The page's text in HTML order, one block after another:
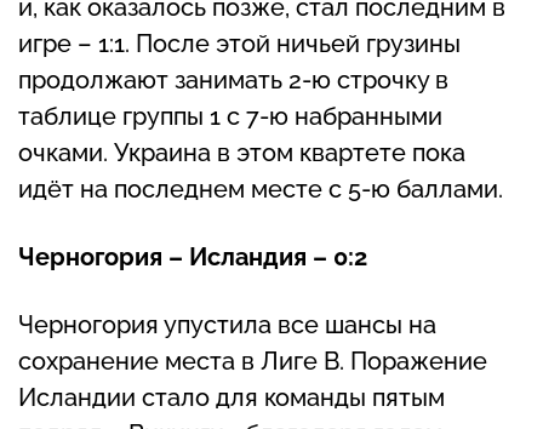
и, как оказалось позже, стал последним в
игре – 1:1. После этой ничьей грузины
продолжают занимать 2-ю строчку в
таблице группы 1 с 7-ю набранными
очками. Украина в этом квартете пока
идёт на последнем месте с 5-ю баллами.
Черногория – Исландия – 0:2
Черногория упустила все шансы на
сохранение места в Лиге B. Поражение
Исландии стало для команды пятым